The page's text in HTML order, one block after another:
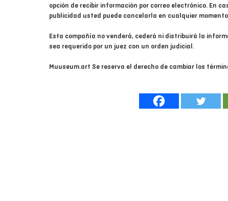
opción de recibir información por correo electrónico. En
publicidad usted puede cancelarla en cualquier
Esta compañía no venderá, cederá ni distribuirá la
sea requerido por un juez con un orden judicial.
Muuseum.art Se reserva el derecho de cambiar los